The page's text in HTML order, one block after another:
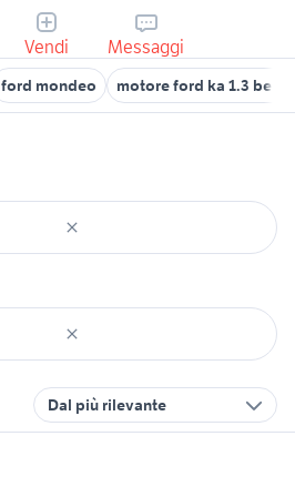
Vendi Messaggi
ford mondeo motore ford ka 1.3
Dal più rilevante